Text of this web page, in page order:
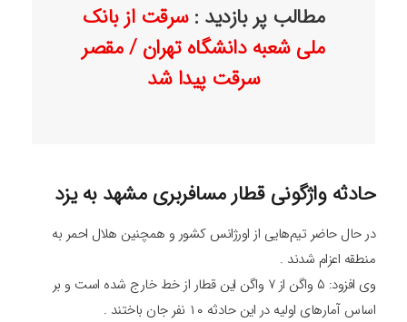
مطالب پر بازدید :سرقت از بانک
ملی شعبه دانشگاه تهران / مقصر
سرقت پیدا شد
حادثه واژگونی قطار مسافربری مشهد به یزد
در حال حاضر تیم‌هایی از اورژانس کشور و همچنین هلال احمر به
منطقه اعزام شدند .
وی افزود: ۵ واگن از ۷ واگن این قطار از خط خارج شده است و بر
اساس آمارهای اولیه در این حادثه ۱۰ نفر جان باختند .